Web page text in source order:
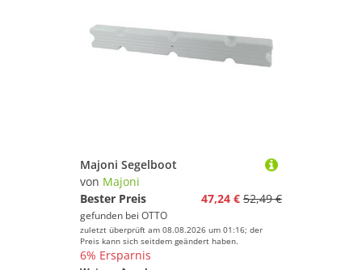
Majoni Segelboot
von Majoni
Bester Preis
47,24 € 52,49 €
gefunden bei OTTO
zuletzt überprüft am 08.08.2026 um 01:16; der
Preis kann sich seitdem geändert haben.
6% Ersparnis